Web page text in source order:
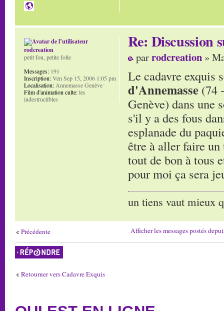
Re: Discussion
parrodcreation »
Le cadavre exquis
d'Annemasse (74
Genève) dans une
s'il y a des fous
esplanade du
être à aller faire
tout de bon à tous
pour moi ça sera
un tiens vaut mieux
rodcreation
petit fou, petite folle
Messages: 191
Inscription:Ven Sep 15, 2006 1:05 pm
Localisation: Annemasse Genève
Film d'animation culte:les
indestructibles
Précédente Afficher les messages postés
Répondre
Retourner vers Cadavre Exquis